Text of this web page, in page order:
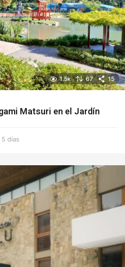
1.5k 67 15
Matsuri en el Jardín
5 días
a